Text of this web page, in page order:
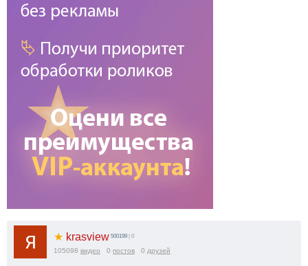
★ krasview 500199 | 0
105098 видео 0 постов 0 друзей